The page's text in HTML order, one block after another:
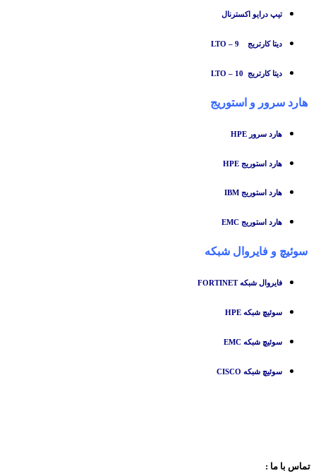
تیپ درایو اکسترنال
دیتا کارتریج LTO – 9
دیتا کارتریج LTO – 10
هارد سرور و استوریج
هارد سرور HPE
هارد استوریج HPE
هارد استوریج IBM
هارد استوریج EMC
سوئیچ و فایروال شبکه
فایروال شبکه FORTINET
سوئیچ شبکه HPE
سوئیچ شبکه EMC
سوئیچ شبکه CISCO
تماس با ما :